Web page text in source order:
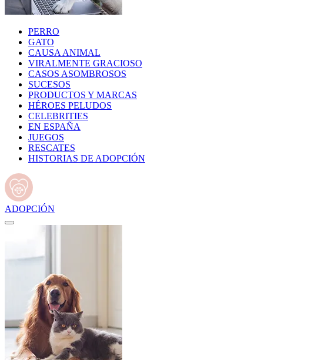
PERRO
GATO
CAUSA ANIMAL
VIRALMENTE GRACIOSO
CASOS ASOMBROSOS
SUCESOS
PRODUCTOS Y MARCAS
HÉROES PELUDOS
CELEBRITIES
EN ESPAÑA
JUEGOS
RESCATES
HISTORIAS DE ADOPCIÓN
ADOPCIÓN